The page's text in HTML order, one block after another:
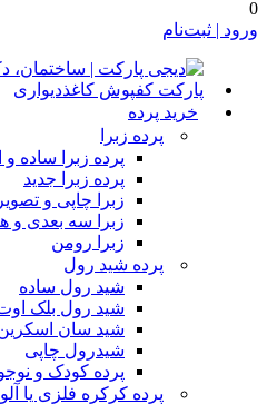
| ثبت‌نام
خرید پرده
پرده زبرا
پرده زبرا ساده و
پرده زبرا جدید
زبرا چاپی و
زبرا سه بعدی و
زبرا رومن
پرده شید رول
شید رول ساده
شید رول بلک اوت
شید سان اسکرین
شیدرول چاپی
پرده کودک و
پرده کرکره فلزی یا